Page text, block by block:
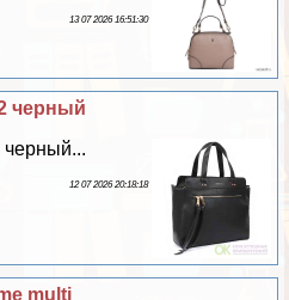
13 07 2026 16:51:30
черный
12 07 2026 20:18:18
multi